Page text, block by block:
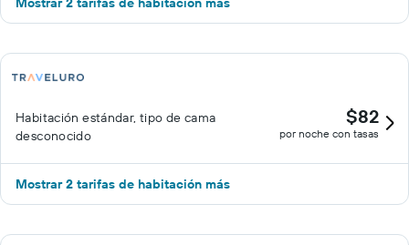
Habitación estándar, tipo de cama
desconocido
$82
por noche con tasas
Mostrar 2 tarifas de habitación más